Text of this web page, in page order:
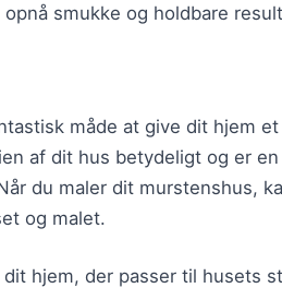
smukke og holdbare
måde at give dit hjem
af dit hus betydeligt og er
du maler dit murstenshus,
og malet.
hjem, der passer til husets